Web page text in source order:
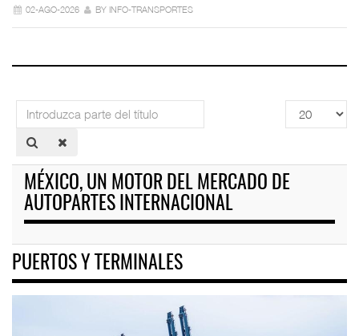
02-AGO-2026 BY INFO-TRANSPORTES
Introduzca
parte
del
Cantidad
a
MÉXICO, UN MOTOR DEL MERCADO DE
AUTOPARTES INTERNACIONAL
PUERTOS Y TERMINALES